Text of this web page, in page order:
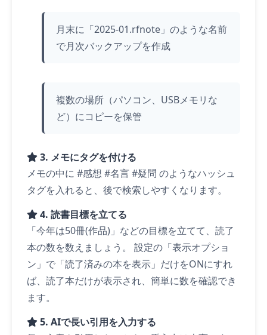
月末に「2025-01.rfnote」のような名前
で月次バックアップを作成
複数の場所（パソコン、USBメモリな
ど）にコピーを保管
3. メモにタグを付ける
メモの中に #感想 #名言 #疑問 のようなハッシュ
タグを入れると、後で検索しやすくなります。
4. 読書目標を立てる
「今年は50冊(作品)」などの目標を立てて、読了
本の数を数えましょう。 設定の「表示オプショ
ン」で「読了済みの本を表示」だけをONにすれ
ば、読了本だけが表示され、簡単に数を確認でき
ます。
5. AIで長い引用を入力する